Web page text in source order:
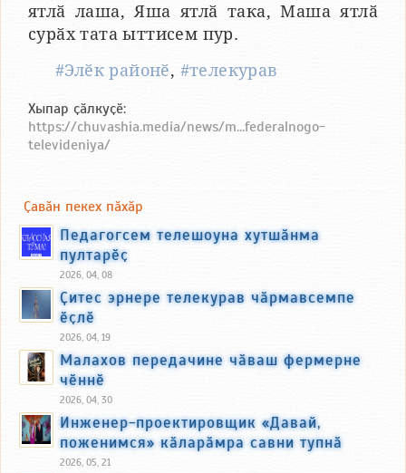
ятлӑ лаша, Яша ятлӑ така, Маша ятлӑ
сурӑх тата ыттисем пур.
#Элӗк районӗ, #телекурав
Хыпар ҫӑлкуҫӗ:
https://chuvashia.media/news/m...federalnogo-
televideniya/
Ҫавӑн пекех пӑхӑр
Педагогсем телешоуна хутшӑнма
пултарӗҫ
2026, 04, 08
Ҫитес эрнере телекурав чӑрмавсемпе
ӗҫлӗ
2026, 04, 19
Малахов передачине чӑваш фермерне
чӗннӗ
2026, 04, 30
Инженер-проектировщик «Давай,
поженимся» кӑларӑмра савни тупнӑ
2026, 05, 21